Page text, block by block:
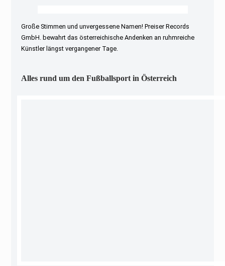
Große Stimmen und unvergessene Namen! Preiser Records
GmbH. bewahrt das österreichische Andenken an ruhmreiche
Künstler längst vergangener Tage.
Alles rund um den Fußballsport in Österreich